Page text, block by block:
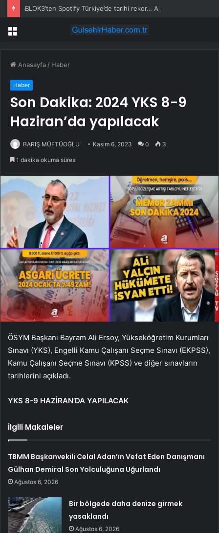
Menü
Anasayfa / Haber
Haber
Son Dakika: 2024 YKS 8-9
Haziran’da yapılacak
BARIŞ MÜFTÜOĞLU Kasım 6, 2023 0 3
1 dakika okuma süresi
ÖSYM Başkanı Bayram Ali Ersoy, Yükseköğretim Kurumları
Sınavı (YKS), Engelli Kamu Çalışanı Seçme Sınavı (EKPSS),
Kamu Çalışanı Seçme Sınavı (KPSS) ve diğer sınavların
tarihlerini açıkladı.
YKS 8-9 HAZİRAN’DA YAPILACAK
İlgili Makaleler
TBMM Başkanvekili Celal Adan’ın Vefat Eden Danışmanı
Gülhan Demiral Son Yolculuğuna Uğurlandı
Ağustos 6, 2026
Bir bölgede daha denize girmek
yasaklandı
Ağustos 6, 2026